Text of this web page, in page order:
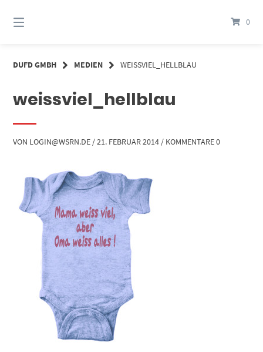
zum
Inhalt
0
DUFD GMBH MEDIEN WEISSVIEL_HELLBLAU
weissviel_hellblau
VON LOGIN@WSRN.DE /21. FEBRUAR 2014 / KOMMENTARE 0